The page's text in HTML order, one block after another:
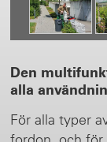
Den
alla
För alla typer